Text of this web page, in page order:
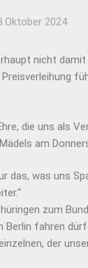
2024
nicht damit
die uns als
am
das, was uns
zum
Berlin fahren
der